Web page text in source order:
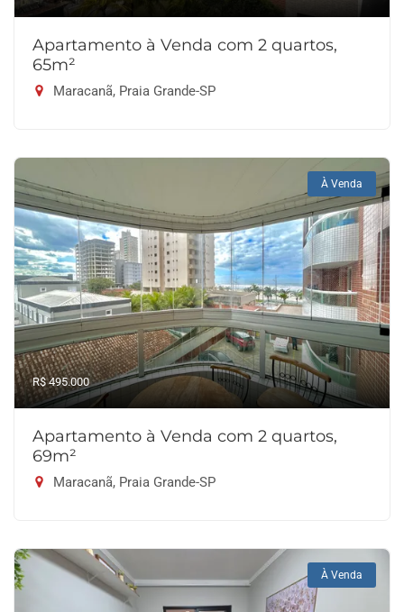
Apartamento à Venda com 2 quartos,
65m²
Maracanã, Praia Grande-SP
À Venda
R$ 495.000
Apartamento à Venda com 2 quartos,
69m²
Maracanã, Praia Grande-SP
À Venda